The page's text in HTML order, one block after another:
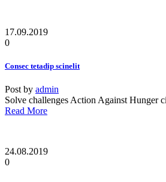
17.09.2019
0
Consec tetadip scinelit
Post by admin
Solve challenges Action Against Hunger
Read More
24.08.2019
0